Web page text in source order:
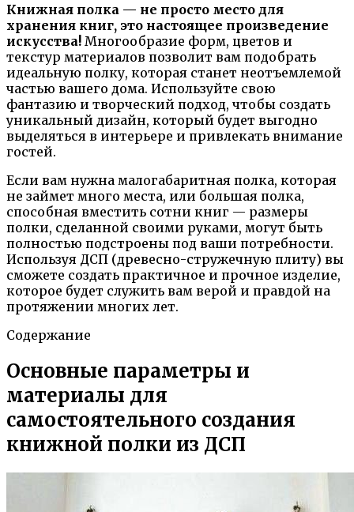
Книжная полка — не просто место для
хранения книг, это настоящее произведение
искусства! Многообразие форм, цветов и
текстур материалов позволит вам подобрать
идеальную полку, которая станет неотъемлемой
частью вашего дома. Используйте свою
фантазию и творческий подход, чтобы создать
уникальный дизайн, который будет выгодно
выделяться в интерьере и привлекать внимание
гостей.
Если вам нужна малогабаритная полка, которая
не займет много места, или большая полка,
способная вместить сотни книг — размеры
полки, сделанной своими руками, могут быть
полностью подстроены под ваши потребности.
Используя ДСП (древесно-стружечную плиту) вы
сможете создать практичное и прочное изделие,
которое будет служить вам верой и правдой на
протяжении многих лет.
Содержание
Основные параметры и
материалы для
самостоятельного создания
книжной полки из ДСП